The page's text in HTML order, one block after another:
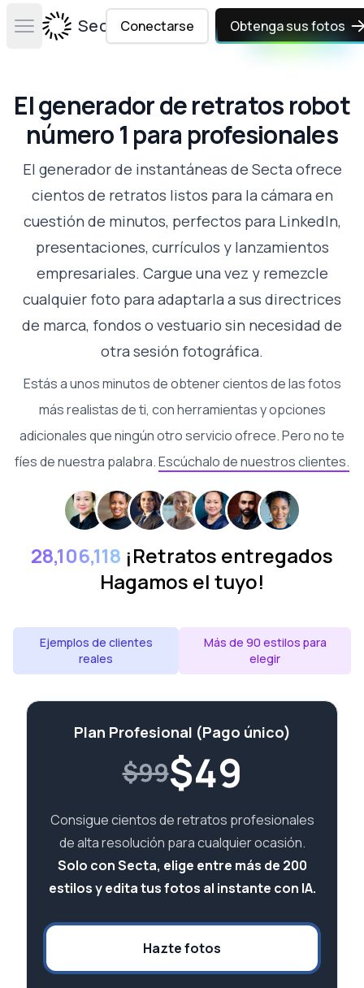
Open main menuSecta Labs
Conectarse Obtenga sus fotos
El generador de retratos robot
número 1 para profesionales
El generador de instantáneas de Secta ofrece
cientos de retratos listos para la cámara en
cuestión de minutos, perfectos para LinkedIn,
presentaciones, currículos y lanzamientos
empresariales. Cargue una vez y remezcle
cualquier foto para adaptarla a sus directrices
de marca, fondos o vestuario sin necesidad de
otra sesión fotográfica.
Estás a unos minutos de obtener cientos de las fotos
más realistas de ti, con herramientas y opciones
adicionales que ningún otro servicio ofrece. Pero no te
fíes de nuestra palabra.Escúchalo de nuestros clientes.
28,106,118 ¡Retratos entregados
Hagamos el tuyo!
Ejemplos de clientes
reales
Más de 90 estilos para
elegir
Plan Profesional (Pago único)
$99$49
Consigue cientos de retratos profesionales
de alta resolución para cualquier ocasión.
Solo con Secta, elige entre más de 200
estilos y edita tus fotos al instante con IA.
Hazte fotos